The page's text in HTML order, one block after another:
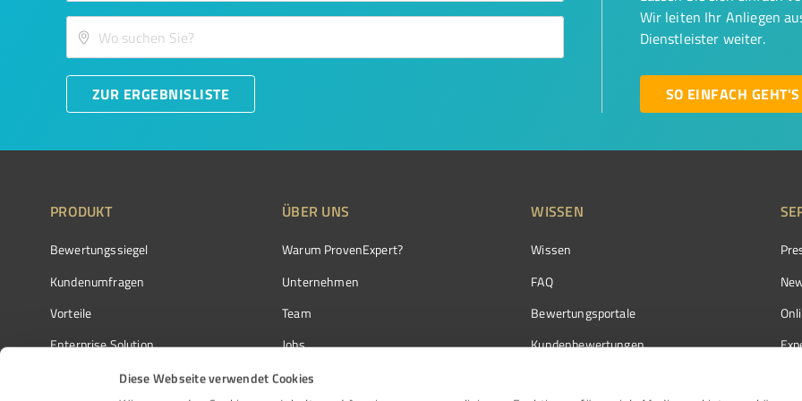
Diese Webseite verwendet Cookies
ZUR ERGEBNISLISTE
Wir leiten Ihr Anliegen
Dienstleister weiter.
SO EINFACH GEHT'S
PRODUKT
Bewertungssiegel
Kundenumfragen
Vorteile
Enterprise Solution
Partnerprogramm
ÜBER UNS
Warum ProvenExpert?
Unternehmen
Team
Jobs
Kundenstimmen
WISSEN
Wissen
FAQ
Bewertungsportale
Kundenbewertungen